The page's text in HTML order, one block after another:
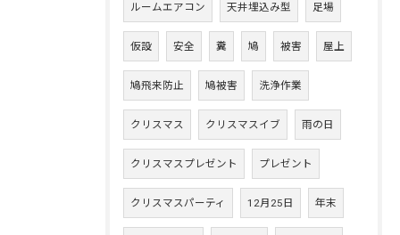
ルームエアコン 天井埋込み型 足場
仮設 安全 糞 鳩 被害 屋上
鳩飛来防止 鳩被害 洗浄作業
クリスマス クリスマスイブ 雨の日
クリスマスプレゼント プレゼント
クリスマスパーティ 12月25日 年末